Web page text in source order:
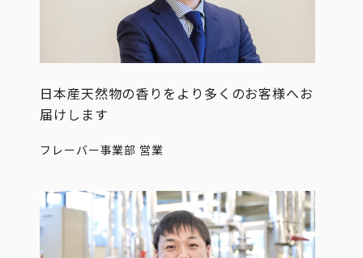
日本産天然物の香りをより多くのお客様へお
届けします
フレーバー事業部 営業